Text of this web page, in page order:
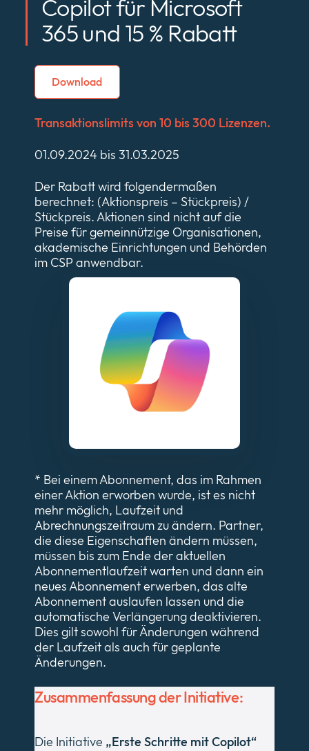
Copilot für Microsoft
365 und 15 % Rabatt
Download
Transaktionslimits von 10 bis 300 Lizenzen.
01.09.2024 bis 31.03.2025
Der Rabatt wird folgendermaßen
berechnet: (Aktionspreis – Stückpreis) /
Stückpreis. Aktionen sind nicht auf die
Preise für gemeinnützige Organisationen,
akademische Einrichtungen und Behörden
im CSP anwendbar.
* Bei einem Abonnement, das im Rahmen
einer Aktion erworben wurde, ist es nicht
mehr möglich, Laufzeit und
Abrechnungszeitraum zu ändern. Partner,
die diese Eigenschaften ändern müssen,
müssen bis zum Ende der aktuellen
Abonnementlaufzeit warten und dann ein
neues Abonnement erwerben, das alte
Abonnement auslaufen lassen und die
automatische Verlängerung deaktivieren.
Dies gilt sowohl für Änderungen während
der Laufzeit als auch für geplante
Änderungen.
Zusammenfassung der Initiative:
Die Initiative „Erste Schritte mit Copilot“